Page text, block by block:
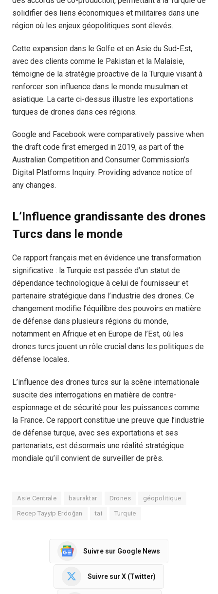
solidifier des liens économiques et militaires dans une
région où les enjeux géopolitiques sont élevés.
Cette expansion dans le Golfe et en Asie du Sud-Est,
avec des clients comme le Pakistan et la Malaisie,
témoigne de la stratégie proactive de la Turquie visant à
renforcer son influence dans le monde musulman et
asiatique. La carte ci-dessus illustre les exportations
turques de drones dans ces régions.
Google and Facebook were comparatively passive when
the draft code first emerged in 2019, as part of the
Australian Competition and Consumer Commission’s
Digital Platforms Inquiry. Providing advance notice of
any changes.
L’Influence grandissante des drones
Turcs dans le monde
Ce rapport français met en évidence une transformation
significative : la Turquie est passée d’un statut de
dépendance technologique à celui de fournisseur et
partenaire stratégique dans l’industrie des drones. Ce
changement modifie l’équilibre des pouvoirs en matière
de défense dans plusieurs régions du monde,
notamment en Afrique et en Europe de l’Est, où les
drones turcs jouent un rôle crucial dans les politiques de
défense locales.
L’influence des drones turcs sur la scène internationale
suscite des interrogations en matière de contre-
espionnage et de sécurité pour les puissances comme
la France. Ce rapport constitue une preuve que l’industrie
de défense turque, avec ses exportations et ses
partenariats, est désormais une réalité stratégique
mondiale qu’il convient de surveiller de près.
Asie Centrale bauraktar Drones géopolitique
Recep Tayyip Erdoğan tai Turquie
Suivre sur Google News
Suivre sur X (Twitter)